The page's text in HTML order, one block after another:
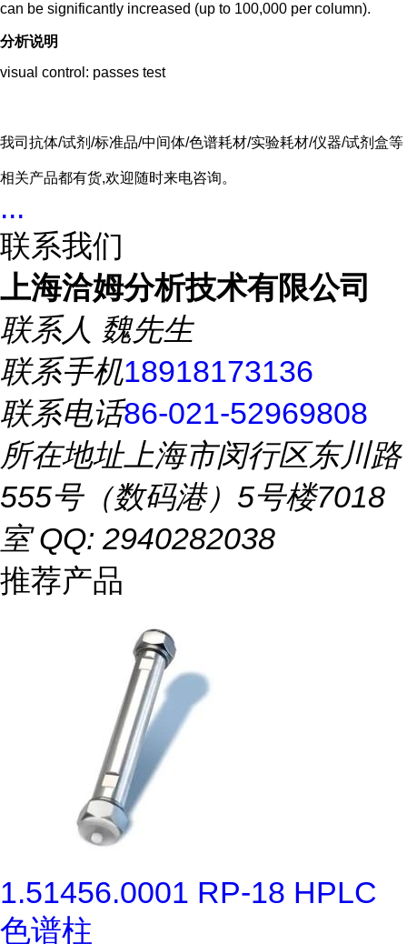
can be significantly increased (up to 100,000 per column).
分析说明
visual control: passes test
我司抗体/试剂/标准品/中间体/色谱耗材/实验耗材/仪器/试剂盒等
相关产品都有货,欢迎随时来电咨询。
...
联系我们
上海洽姆分析技术有限公司
联系人 魏先生
联系手机18918173136
联系电话86-021-52969808
所在地址上海市闵行区东川路
555号（数码港）5号楼7018
室 QQ: 2940282038
推荐产品
1.51456.0001 RP-18 HPLC
色谱柱